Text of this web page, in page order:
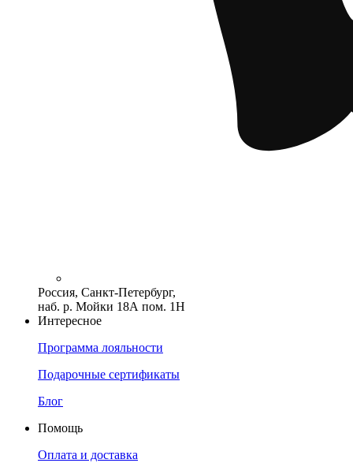
Россия, Санкт-Петербург,
наб. р. Мойки 18А пом. 1Н
Интересное
Программа лояльности
Подарочные сертификаты
Блог
Помощь
Оплата и доставка